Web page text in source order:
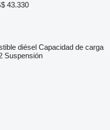
43.330
diésel Capacidad de carga
Suspensión